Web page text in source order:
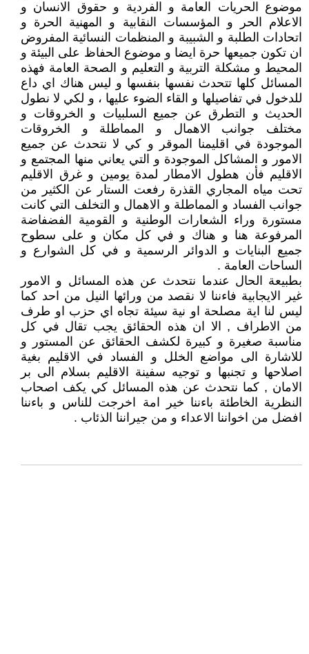
موضوع الحريات العامة و الفردية و حقوق الانسان و
الاعلام الحر و المؤسسات النقابية و المهنية الحرة و
اتحادات الطلبة و الشبيبة و المنظمات النسائية المفروض
ان تكون جميعها حرة ايضا و موضوع الحفاظ على البيئة و
المحيط و مشكلة التربية و التعليم و الصحة العامة فهذه
المسائل كلها تتحدث نفسها بنفسها و ليس هناك اي داع
للدخول في تفاصيلها و القاء الضوء عليها ، و لكي لا نطول
الحديث و التطرق عن جميع السلبيات و الخروقات و
مختلف جوانب الاهمال و المماطلة و الخروقات
الموجودة في اقليمنا الموقر و كي لا نتحدث عن جميع
الامور و المشاكل الموجودة و التي يعاني منها المجتمع و
الاقليم فأن هطول الامطار لمدة يومين و غرق الاقليم
تحت مياه المجاري القذرة رفعت الستار عن الكثير من
جوانب الفساد و المماطلة و الاهمال و التخلف التي كانت
مستورة وراء الشعارات الوطنية و القومية الفضفاضة
المرفوعة هنا و هناك و في كل مكان و على سطوح
جميع البنايات و الدوائر الرسمية و في كل الشوارع و
الساحات العامة .
بطبيعة الحال عندما نتحدث عن هذه المسائل و الامور
غير الايجابية فاءننا لا نقصد من ورائها النيل من احد كما
ليس لنا اية مصلحة او نية سيئة تجاه اي حزب او طرف
من الاطراف , الا ان هذه الحقائق يجب تقال في كل
مناسبة صغيرة و كبيرة لكشف الحقائق عن المستور و
للاشارة الى مواضع الخلل و الفساد في الاقليم بغية
اصلاحها و تجنبها و توجيه سفينة الاقليم بسلام الى بر
الامان , كما نتحدث عن هذه المسائل كي يكف اصحاب
النظرية الخاطئة باءننا خير امة اخرجت للناس و باءننا
افضل من اخواننا الاعداء و من جيراننا الذئاب .